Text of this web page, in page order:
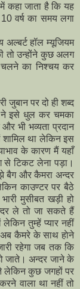
कहा जाता है कि यह
वर्ष का समय लगा
हॉल म्यूजियम
तो उन्होंने कुछ अलग
चलने का निश्चय कर
पर दो ही शब्द
ने इसे धुल कर चमका
भी भव्यता प्रदान
शामिल था लेकिन इस
के कारण मैं यहाँ
से टिकट लेना पड़ा।
बैग और कैमरा अन्दर
काउण्टर पर बैठे
मुसीबत खड़ी हो
ले तो जा सकते हैं
तुम्हें प्यार नहीं
कैमरे के साथ हाेने
रहेगा जब तक कि
जाते। अन्दर जाने के
लेकिन कुछ जगहों पर
वाला था नहीं तो